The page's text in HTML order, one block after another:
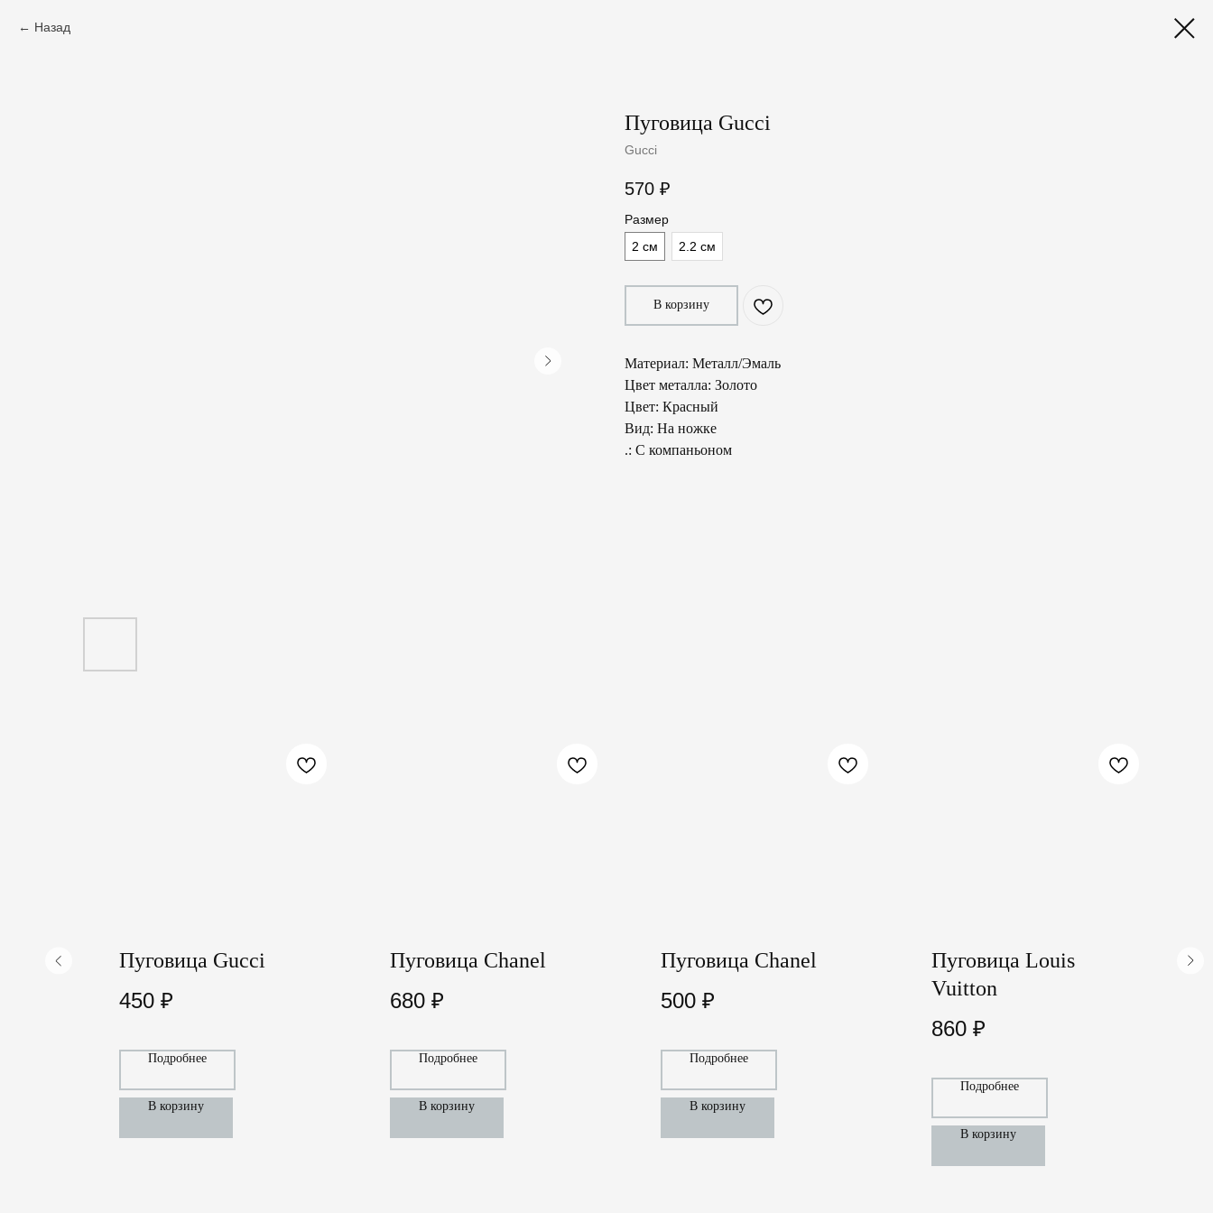
Назад
Пуговица Gucci
Gucci
570 ₽
Размер
2 см
2.2 см
В корзину
Материал: Металл/Эмаль
Цвет металла: Золото
Цвет: Красный
Вид: На ножке
.: С компаньоном
Пуговица Gucci
450 ₽
Подробнее
В корзину
Пуговица Chanel
680 ₽
Подробнее
В корзину
Пуговица Chanel
500 ₽
Подробнее
В корзину
Пуговица Louis
Vuitton
860 ₽
Подробнее
В корзину